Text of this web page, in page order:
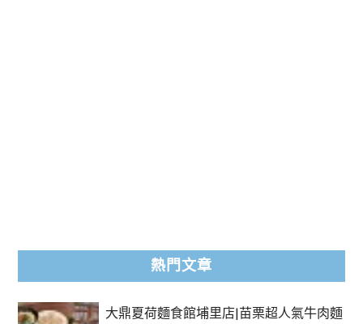
熱門文章
大鼎夏荷麵食館埔里店|苗栗超人氣牛肉麵